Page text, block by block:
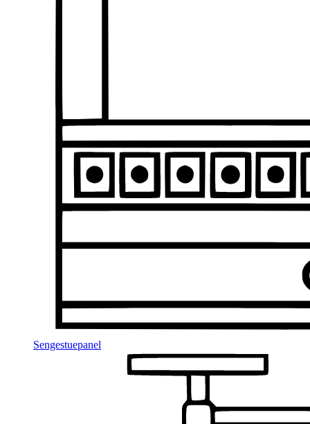
Sengestuepanel